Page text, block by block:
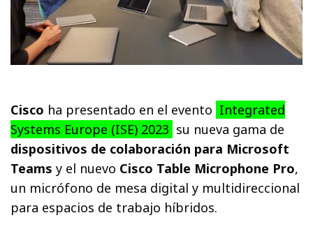
Cisco ha presentado en el evento Integrated
Systems Europe (ISE) 2023 su nueva gama de
dispositivos de colaboración para Microsoft
Teams y el nuevo Cisco Table Microphone Pro,
un micrófono de mesa digital y multidireccional
para espacios de trabajo híbridos.